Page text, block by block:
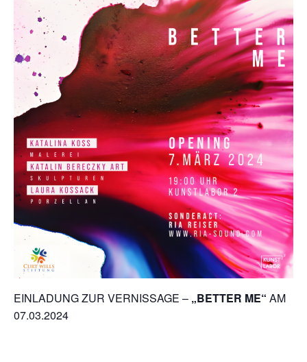
EINLADUNG ZUR VERNISSAGE – „BETTER ME“ AM
07.03.2024